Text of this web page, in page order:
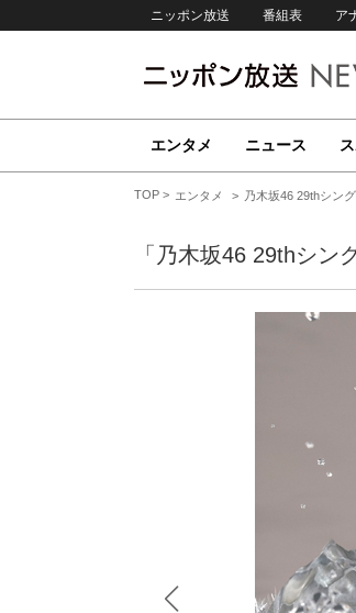
ニッポン放送 番組表 ア
エンタメ ニュース
TOP エンタメ 乃木坂46 29thシン
「乃木坂46 29thシ